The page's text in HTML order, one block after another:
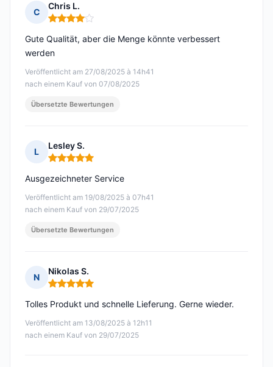
C
Chris L.
Hinweis: 4 von 5
Veröffentlicht am 27/08/2025 à 14h41
nach einem Kauf von 07/08/2025
Gute Qualität, aber die Menge könnte verbessert
werden
Übersetzte Bewertungen
L
Lesley S.
Hinweis: 5 von 5
Veröffentlicht am 19/08/2025 à 07h41
nach einem Kauf von 29/07/2025
Ausgezeichneter Service
Übersetzte Bewertungen
N
Nikolas S.
Hinweis: 5 von 5
Veröffentlicht am 13/08/2025 à 12h11
nach einem Kauf von 29/07/2025
Tolles Produkt und schnelle Lieferung. Gerne wieder.